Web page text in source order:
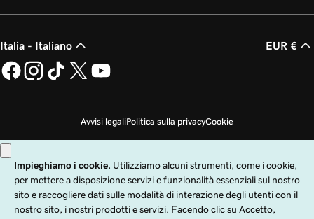
Italia - Italiano EUR €
Avvisi legaliPolitica sulla privacyCookie
Copyright © 1999 - 2026 GoDaddy Operating Company, LLC. Tutti i diritti
riservati. Il nome GoDaddy è un marchio di fabbrica registrato di GoDaddy
Operating Company, LLC negli Stati Uniti e in altri paesi. Il logo "GO" è un
marchio di fabbrica registrato di GoDaddy.com, LLC negli Stati Uniti.